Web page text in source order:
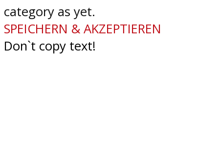
category as yet.
SPEICHERN & AKZEPTIEREN
Don`t copy text!